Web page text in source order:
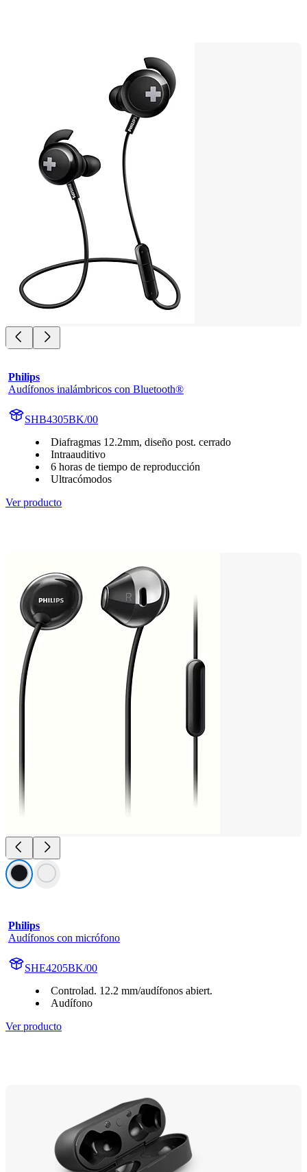
Philips
Audífonos inalámbricos con Bluetooth®
SHB4305BK/00
Diafragmas 12.2mm, diseño post. cerrado
Intraauditivo
6 horas de tiempo de reproducción
Ultracómodos
Ver producto
Philips
Audífonos con micrófono
SHE4205BK/00
Controlad. 12.2 mm/audífonos abiert.
Audífono
Ver producto